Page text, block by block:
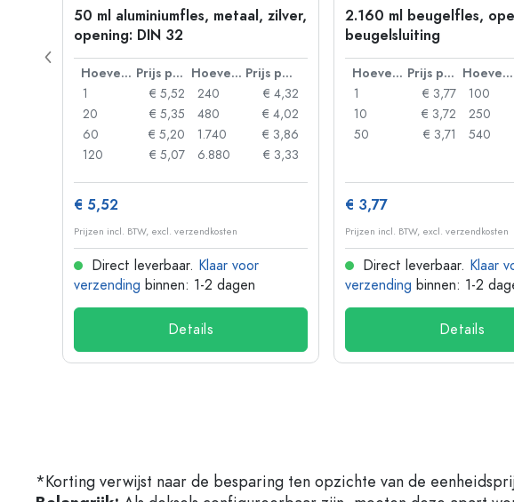
50 ml aluminiumfles, metaal, zilver,
opening: DIN 32
Hoeveelheid Prijs per eenheid Hoeveelheid
Prijs per eenheid
1
€ 5,52
20
€ 5,35
60
€ 5,20
120
€ 5,07
240
€ 4,32
480
€ 4,02
1.740
€ 3,86
6.880
€ 3,33
€ 5,52
Prijzen incl. BTW, excl. verzendkosten
Direct leverbaar. Klaar voor
verzending binnen: 1-2 dagen
Details
2.160 ml beugelfles,
beugelsluiting
Hoeveelheid Prijs per eenheid Hoeveelheid
1
€ 3,77
10
€ 3,72
50
€ 3,71
100
250
540
€ 3,77
Prijzen incl. BTW, excl. verzendkosten
Direct leverbaar. Klaar
verzending binnen: 1-2
Details
*Korting verwijst naar de besparing ten opzichte van de